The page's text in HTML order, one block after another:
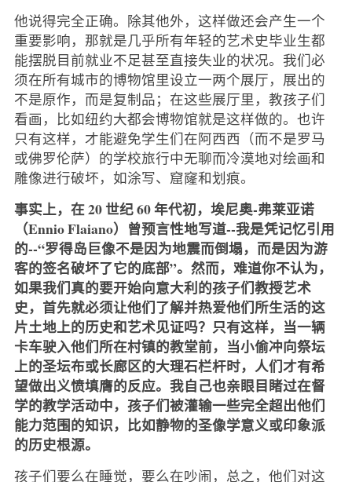
他说得完全正确。除其他外，这样做还会产生一个
重要影响，那就是几乎所有年轻的艺术史毕业生都
能摆脱目前就业不足甚至直接失业的状况。我们必
须在所有城市的博物馆里设立一两个展厅，展出的
不是原作，而是复制品；在这些展厅里，教孩子们
看画，比如纽约大都会博物馆就是这样做的。也许
只有这样，才能避免学生们在阿西西（而不是罗马
或佛罗伦萨）的学校旅行中无聊而冷漠地对绘画和
雕像进行破坏，如涂写、窟窿和划痕。
事实上，在 20 世纪 60 年代初，埃尼奥-弗莱亚诺
（Ennio Flaiano）曾预言性地写道--我是凭记忆引用
的--“罗得岛巨像不是因为地震而倒塌，而是因为游
客的签名破坏了它的底部”。然而，难道你不认为，
如果我们真的要开始向意大利的孩子们教授艺术
史，首先就必须让他们了解并热爱他们所生活的这
片土地上的历史和艺术见证吗？只有这样，当一辆
卡车驶入他们所在村镇的教堂前，当小偷冲向祭坛
上的圣坛布或长廊区的大理石栏杆时，人们才有希
望做出义愤填膺的反应。我自己也亲眼目睹过在督
学的教学活动中，孩子们被灌输一些完全超出他们
能力范围的知识，比如静物的圣像学意义或印象派
的历史根源。
孩子们要么在睡觉，要么在吵闹，总之，他们对这